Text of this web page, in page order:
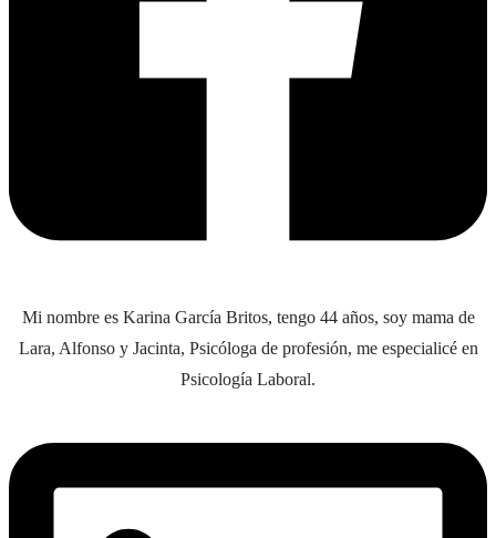
Mi nombre es Karina García Britos, tengo 44 años, soy mama de
Lara, Alfonso y Jacinta, Psicóloga de profesión, me especialicé en
Psicología Laboral.